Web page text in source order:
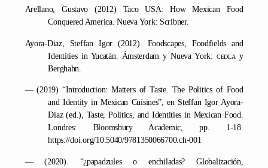
Arellano, Gustavo (2012) Taco USA: How Mexican Food
Conquered America. Nueva York: Scribner.
Ayora-Diaz, Steffan Igor (2012). Foodscapes, Foodfields and
Identities in Yucatán. Ámsterdam y Nueva York: cedla y
Berghahn.
— (2019) “Introduction: Matters of Taste. The Politics of Food
and Identity in Mexican Cuisines”, en Steffan Igor Ayora-
Diaz (ed.), Taste, Politics, and Identities in Mexican Food.
Londres: Bloomsbury Academic, pp. 1-18.
https://doi.org/10.5040/9781350066700.ch-001
— (2020). “¿papadzules o enchiladas? Globalización,